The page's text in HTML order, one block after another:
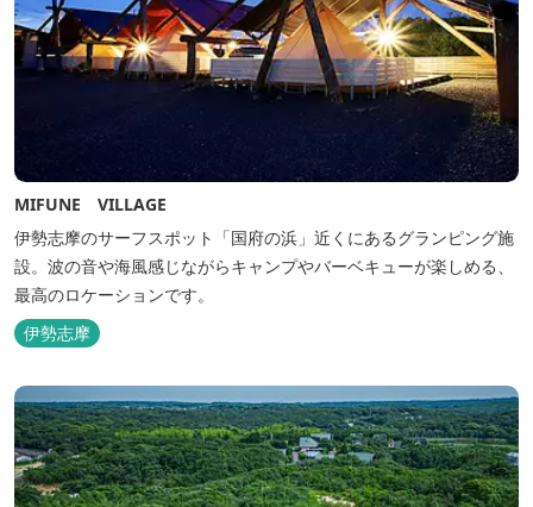
MIFUNE VILLAGE
伊勢志摩のサーフスポット「国府の浜」近くにあるグランピング施
設。波の音や海風感じながらキャンプやバーベキューが楽しめる、
最高のロケーションです。
伊勢志摩